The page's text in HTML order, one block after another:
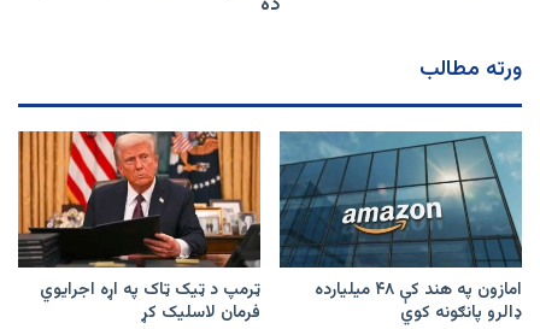
ورته مطالب
امازون په هند کې ۴۸ میلیارده
ډالرو پانګونه کوي
ټرمپ د ټیک ټاک په اړه اجرایوي
فرمان لاسلیک کړ